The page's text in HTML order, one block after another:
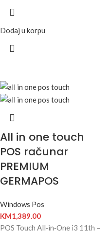
Dodaj u korpu
All in one touch
POS računar
PREMIUM
GERMAPOS
Windows Pos
KM1,389.00
POS Touch All‑in‑One i3 11th –